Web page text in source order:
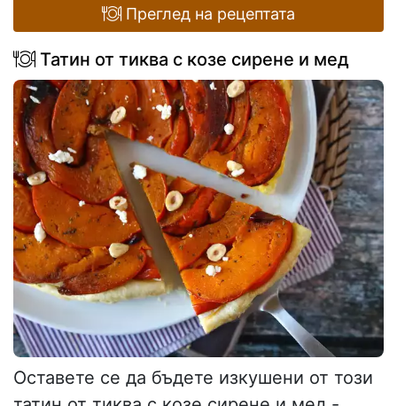
Преглед на рецептата
Татин от тиква с козе сирене и мед
Оставете се да бъдете изкушени от този